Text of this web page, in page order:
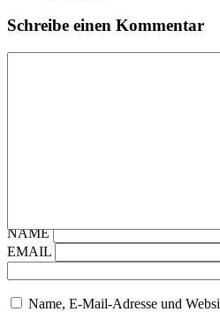
Schreibe einen Kommentar
NAME
EMAIL
Name, E-Mail-Adresse und